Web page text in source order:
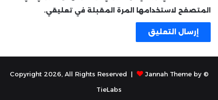
المتصفح لاستخدامها المرة المقبلة في تعليقي.
© Copyright 2026, All Rights Reserved |
Jannah Theme by
TieLabs